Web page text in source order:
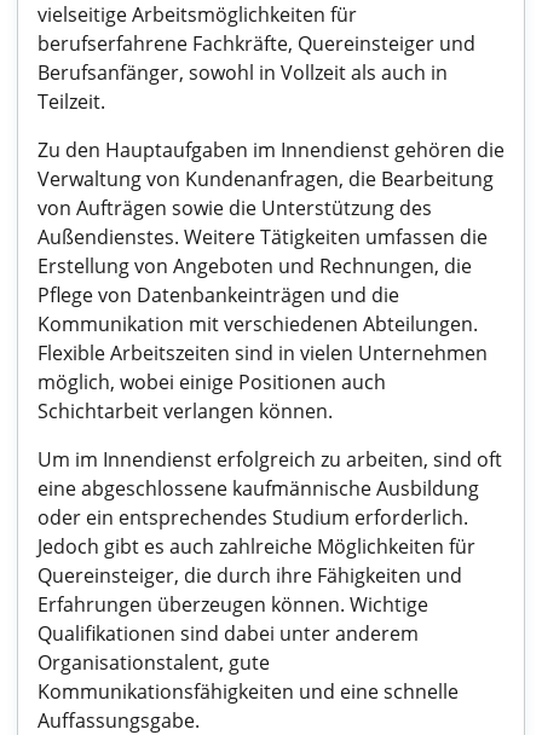
vielseitige Arbeitsmöglichkeiten für
berufserfahrene Fachkräfte, Quereinsteiger und
Berufsanfänger, sowohl in Vollzeit als auch in
Teilzeit.
Zu den Hauptaufgaben im Innendienst gehören die
Verwaltung von Kundenanfragen, die Bearbeitung
von Aufträgen sowie die Unterstützung des
Außendienstes. Weitere Tätigkeiten umfassen die
Erstellung von Angeboten und Rechnungen, die
Pflege von Datenbankeinträgen und die
Kommunikation mit verschiedenen Abteilungen.
Flexible Arbeitszeiten sind in vielen Unternehmen
möglich, wobei einige Positionen auch
Schichtarbeit verlangen können.
Um im Innendienst erfolgreich zu arbeiten, sind oft
eine abgeschlossene kaufmännische Ausbildung
oder ein entsprechendes Studium erforderlich.
Jedoch gibt es auch zahlreiche Möglichkeiten für
Quereinsteiger, die durch ihre Fähigkeiten und
Erfahrungen überzeugen können. Wichtige
Qualifikationen sind dabei unter anderem
Organisationstalent, gute
Kommunikationsfähigkeiten und eine schnelle
Auffassungsgabe.